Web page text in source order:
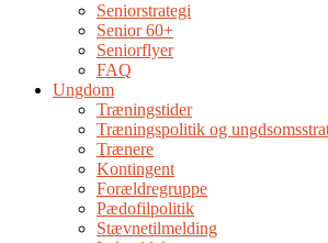
Seniorstrategi
Senior 60+
Seniorflyer
FAQ
Ungdom
Træningstider
Træningspolitik og
Trænere
Kontingent
Forældregruppe
Pædofilpolitik
Stævnetilmelding